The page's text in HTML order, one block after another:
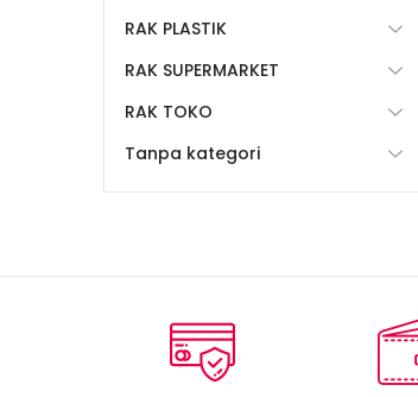
RAK PLASTIK
RAK SUPERMARKET
RAK TOKO
Tanpa kategori